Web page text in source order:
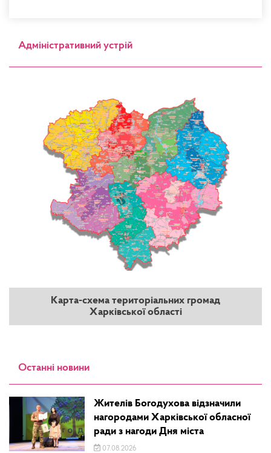
Адміністративний устрій
Карта-схема територіальних громад
Харківської області
Останні новини
Жителів Богодухова відзначили
нагородами Харківської обласної
ради з нагоди Дня міста
07.08.2026